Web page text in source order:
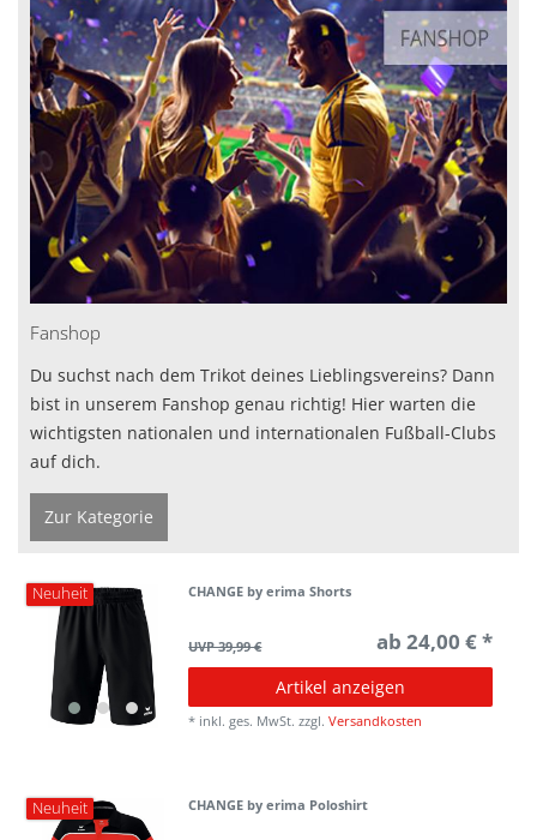
Fanshop
Du suchst nach dem Trikot deines Lieblingsvereins? Dann
bist in unserem Fanshop genau richtig! Hier warten die
wichtigsten nationalen und internationalen Fußball-Clubs
auf dich.
Zur Kategorie
Neuheit CHANGE by erima Shorts
UVP 39,99 € ab 24,00 € *
Artikel anzeigen
* inkl. ges. MwSt. zzgl.Versandkosten
Neuheit CHANGE by erima Poloshirt